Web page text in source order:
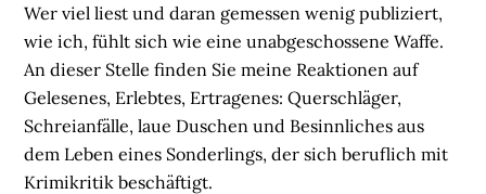
Wer viel liest und daran gemessen wenig publiziert,
wie ich, fühlt sich wie eine unabgeschossene Waffe.
An dieser Stelle finden Sie meine Reaktionen auf
Gelesenes, Erlebtes, Ertragenes: Querschläger,
Schreianfälle, laue Duschen und Besinnliches aus
dem Leben eines Sonderlings, der sich beruflich mit
Krimikritik beschäftigt.